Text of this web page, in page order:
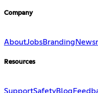
Company
AboutJobsBranding
Resources
SupportSafetyBlog